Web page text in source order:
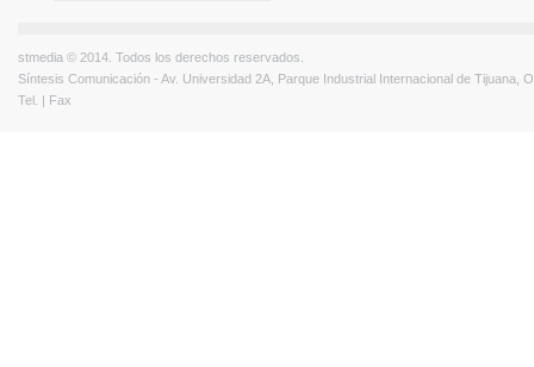
stmedia © 2014. Todos los derechos reservados.
Síntesis Comunicación - Av. Universidad 2A, Parque Industrial Internacional de Tijuana,
Tel. | Fax